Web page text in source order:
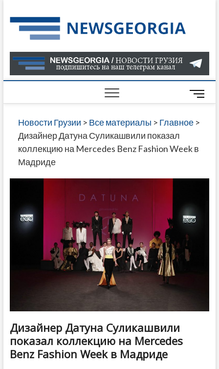
to
content
О
В
ГРУЗИИ
САЙТЕ
M
e
n
B
Новости Грузии > Все материалы > Главное>
Дизайнер Датуна Суликашвили показал
коллекцию на Mercedes Benz Fashion Week в
Мадриде
Дизайнер Датуна Суликашвили
показал коллекцию на Mercedes
Benz Fashion Week в Мадриде